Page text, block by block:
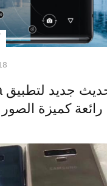
رائعة كميزة